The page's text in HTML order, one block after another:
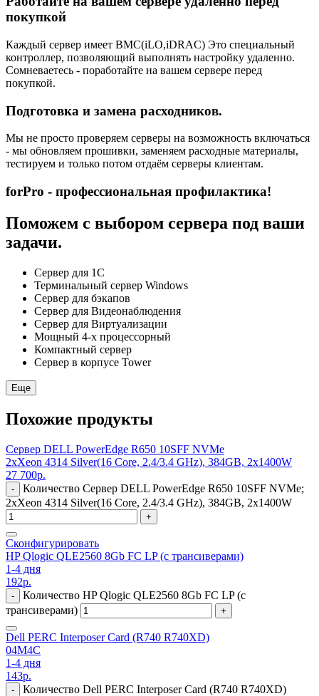
покупкой
Каждый сервер имеет BMC(iLO,iDRAC) Это специальный
контроллер, позволяющий выполнять настройку удаленно.
Сомневаетесь - поработайте на вашем сервере перед
покупкой.
Подготовка и замена расходников.
Мы не просто проверяем серверы на возможность включаться
- мы обновляем прошивки, заменяем расходные материалы,
тестируем и только потом отдаём серверы клиентам.
forPro - профессиональная профилактика!
Поможем с выбором сервера под ваши
задачи.
Сервер для 1С
Терминальный сервер Windows
Сервер для бэкапов
Сервер для Видеонаблюдения
Сервер для Виртуализации
Мощный 4-х процессорный
Компактный сервер
Сервер в корпусе Tower
Еще
Похожие продукты
Сервер DELL PowerEdge R650 10SFF NVMe
2xXeon 4314 Silver(16 Core, 2.4/3.4 GHz), 384GB, 2x1400W
27 700р.
-
Количество Сервер DELL PowerEdge R650 10SFF NVMe;
2xXeon 4314 Silver(16 Core, 2.4/3.4 GHz), 384GB, 2x1400W
+
Сконфигурировать
HP Qlogic QLE2560 8Gb FC LP (с трансиверами)
1-4 дня
192р.
-
Количество HP Qlogic QLE2560 8Gb FC LP (с
трансиверами)
+
Dell PERC Interposer Card (R740 R740XD)
04M4C
1-4 дня
143р.
- Количество Dell PERC Interposer Card (R740 R740XD)